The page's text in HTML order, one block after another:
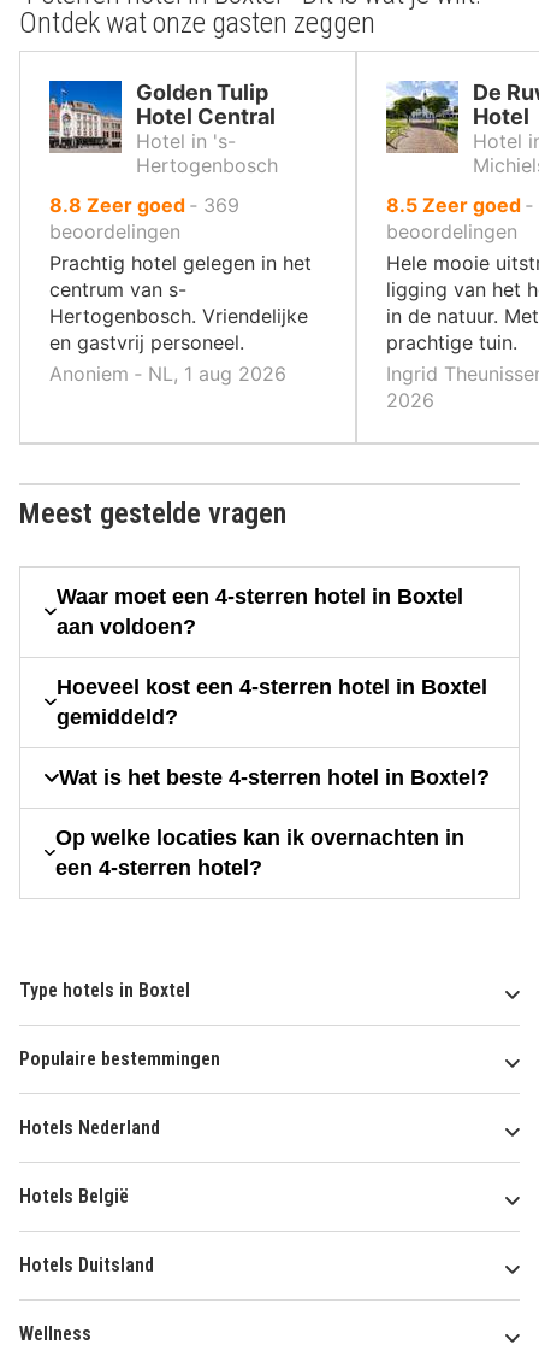
Ontdek wat onze gasten zeggen
Golden Tulip
Hotel Central
Hotel in 's-
Hertogenbosch
8.8 uit
10
,
Zeer goed ‐ 369
beoordelingen
Prachtig hotel gelegen in het
centrum van s-
Hertogenbosch. Vriendelijke
en gastvrij personeel.
Anoniem ‐ NL, 1 aug 2026
De
Hotel
Hotel
8.5uit
10
,
Zeer goed ‐
beoordelingen
Hele mooie
ligging van het
in de natuur.
prachtige tuin.
Ingrid
2026
Meest gestelde vragen
Waar moet een 4-sterren hotel in Boxtel
aan voldoen?
Hoeveel kost een 4-sterren hotel in Boxtel
gemiddeld?
Wat is het beste 4-sterren hotel in Boxtel?
Op welke locaties kan ik overnachten in
een 4-sterren hotel?
Type hotels in Boxtel
Populaire bestemmingen
Hotels Nederland
Hotels België
Hotels Duitsland
Wellness